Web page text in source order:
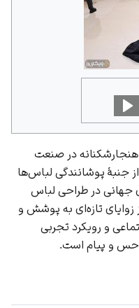
هنجارشکنانه در صنعت
جنبهٔ پوشانندگی لباس‌ها
جهانی در طراحی لباس
تازه‌ای به پوشش و
و رویکرد تجربی
حس و پیام است.